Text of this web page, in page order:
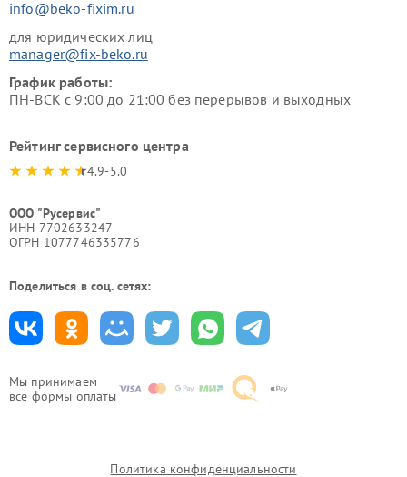
Мы принимаем
все формы оплаты
info@beko-fixim.ru
для юридических лиц
manager@fix-beko.ru
График работы:
ПН-ВСК с 9:00 до 21:00 без перерывов и выходных
Рейтинг сервисного центра
4.9-5.0
ООО "Русервис"
ИНН 7702633247
ОГРН 1077746335776
Поделиться в соц. сетях:
Политика конфиденциальности